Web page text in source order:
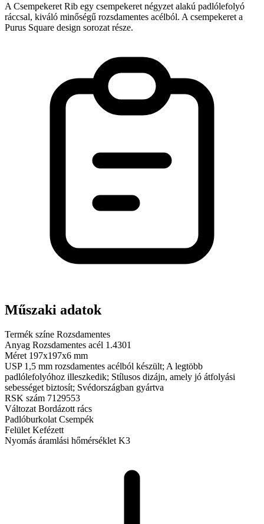
A Csempekeret Rib egy csempekeret négyzet alakú padlólefolyó
ráccsal, kiváló minőségű rozsdamentes acélból. A csempekeret a
Purus Square design sorozat része.
Műszaki adatok
Termék színe Rozsdamentes
Anyag Rozsdamentes acél 1.4301
Méret 197x197x6 mm
USP 1,5 mm rozsdamentes acélból készült; A legtöbb
padlólefolyóhoz illeszkedik; Stílusos dizájn, amely jó átfolyási
sebességet biztosít; Svédországban gyártva
RSK szám 7129553
Változat Bordázott rács
Padlóburkolat Csempék
Felület Kefézett
Nyomás áramlási hőmérséklet K3